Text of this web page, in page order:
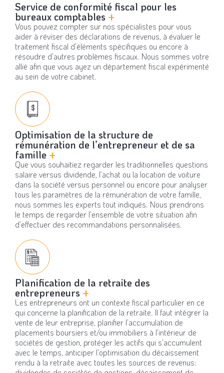
Service de conformité fiscal pour les
bureaux comptables +
Vous pouvez compter sur nos spécialistes pour vous
aider à réviser des déclarations de revenus, à évaluer le
traitement fiscal d’éléments spécifiques ou encore à
résoudre d’autres problèmes fiscaux. Nous sommes votre
allié afin que vous ayez un département fiscal expérimenté
au sein de votre cabinet.
Optimisation de la structure de
rémunération de l’entrepreneur et de sa
famille +
Que vous souhaitiez regarder les traditionnelles questions
salaire versus dividende, l’achat ou la location de voiture
dans la société versus personnel ou encore pour analyser
tous les paramètres de la rémunération de votre famille,
nous sommes les experts tout indiqués. Nous prendrons
le temps de regarder l’ensemble de votre situation afin
d’effectuer des recommandations personnalisées.
Planification de la retraite des
entrepreneurs +
Les entrepreneurs ont un contexte fiscal particulier en ce
qui concerne la planification de la retraite. Il faut intégrer la
vente de leur entreprise, planifier l’accumulation de
placements boursiers et/ou immobiliers à l’intérieur de
sociétés de gestion, protéger les actifs qui s’accumulent
avec le temps, anticiper l’optimisation du décaissement
rendu à la retraite avec toutes les sources de revenus: